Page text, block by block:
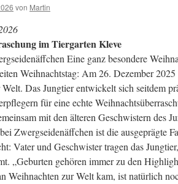
von Martin
im Tiergarten Kleve
Eine ganz besondere
Weihnachtstag: Am 26. Dezember
Das Jungtier entwickelt sich seitdem
für eine echte
mit den älteren Geschwistern des
Zwergseidenäffchen ist die ausgeprägte
Vater und Geschwister tragen das
„Geburten gehören immer zu den
Weihnachten zur Welt kam, ist natürlich